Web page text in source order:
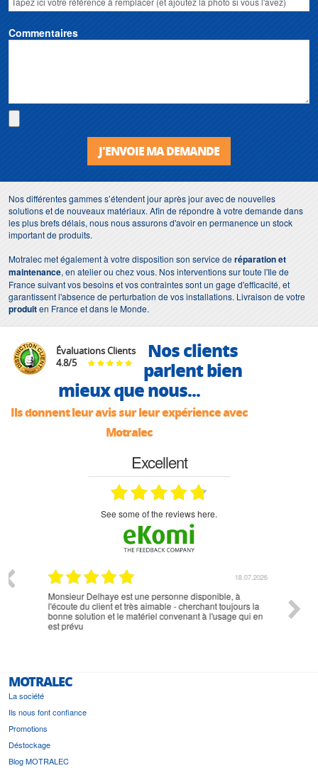
Commentaires
J'ENVOIE MA DEMANDE
Nos différentes gammes s’étendent jour après jour avec de nouvelles
solutions et de nouveaux matériaux. Afin de répondre à votre demande dans
les plus brefs délais, nous nous assurons d'avoir en permanence un stock
important de produits.
Motralec met également à votre disposition son service deréparation et
maintenance, en atelier ou chez vous. Nos interventions sur toute l'Ile de
France suivant vos besoins et vos contraintes sont un gage d'efficacité, et
garantissent l'absence de perturbation de vos installations. Livraison de votre
produiten France et dans le Monde.
Évaluations Clients
4.8/5
Nos clients
parlent bien
mieux que nous...
Ils donnent leur avis sur leur expérience avec
Motralec
Excellent
see some of the reviews here.
18.07.2026
Monsieur Delhaye est une personne disponible, à
l'écoute du client et très aimable - cherchant toujours la
bonne solution et le matériel convenant à l'usage qui en
est prévu
MOTRALEC
La société
Ils nous font confiance
Promotions
Déstockage
Blog MOTRALEC